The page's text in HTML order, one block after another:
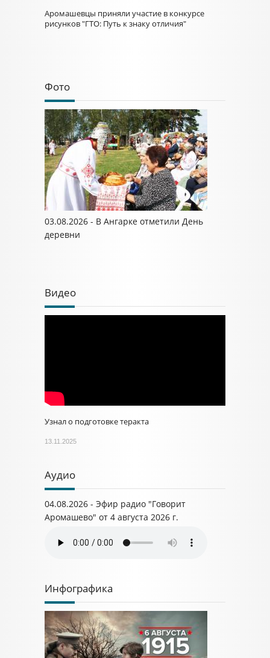
Аромашевцы приняли участие в конкурсе
рисунков "ГТО: Путь к знаку отличия"
Фото
03.08.2026 - В Ангарке отметили День
деревни
Видео
Узнал о подготовке теракта
13.11.2025
Аудио
04.08.2026 - Эфир радио "Говорит
Аромашево" от 4 августа 2026 г.
Инфографика